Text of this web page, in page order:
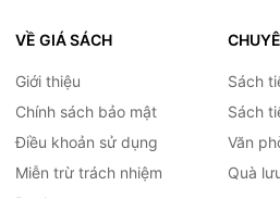
VỀ GIÁ SÁCH
Giới thiệu
Chính sách bảo mật
Điều khoản sử dụng
Miễn trừ trách nhiệm
Sách
Sách
Văn
Quà